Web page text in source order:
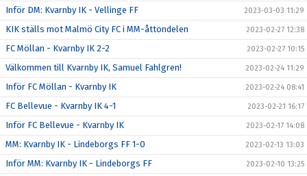
Inför DM: Kvarnby IK - Vellinge FF 2023-03-03 11:29
KIK ställs mot Malmö City FC i MM-åttondelen 2023-02-27 12:38
FC Möllan - Kvarnby IK 2-2 2023-02-27 10:15
Välkommen till Kvarnby IK, Samuel Fahlgren! 2023-02-24 11:29
Inför FC Möllan - Kvarnby IK 2023-02-24 08:41
FC Bellevue - Kvarnby IK 4-1 2023-02-21 16:17
Inför FC Bellevue - Kvarnby IK 2023-02-17 14:08
MM: Kvarnby IK - Lindeborgs FF 1-0 2023-02-13 13:03
Inför MM: Kvarnby IK - Lindeborgs FF 2023-02-10 13:25